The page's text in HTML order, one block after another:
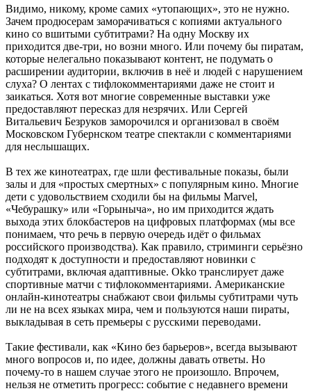
Видимо, никому, кроме самих «утопающих», это не нужно.
Зачем продюсерам заморачиваться с копиями актуального
кино со вшитыми субтитрами? На одну Москву их
приходится две-три, но возни много. Или почему бы пиратам,
которые нелегально показывают контент, не подумать о
расширении аудитории, включив в неё и людей с нарушением
слуха? О лентах с тифлокомментариями даже не стоит и
заикаться. Хотя вот многие современные выставки уже
предоставляют пересказ для незрячих. Или Сергей
Витальевич Безруков заморочился и организовал в своём
Московском Губернском театре спектакли с комментариями
для неслышащих.
В тех же кинотеатрах, где шли фестивальные показы, были
залы и для «простых смертных» с популярным кино. Многие
дети с удовольствием сходили бы на фильмы Marvel,
«Чебурашку» или «Горыныча», но им приходится ждать
выхода этих блокбастеров на цифровых платформах (мы все
понимаем, что речь в первую очередь идёт о фильмах
российского производства). Как правило, стриминги серьёзно
подходят к доступности и предоставляют новинки с
субтитрами, включая адаптивные. Okko транслирует даже
спортивные матчи с тифлокомментариями. Американские
онлайн-кинотеатры снабжают свои фильмы субтитрами чуть
ли не на всех языках мира, чем и пользуются наши пираты,
выкладывая в сеть премьеры с русскими переводами.
Такие фестивали, как «Кино без барьеров», всегда вызывают
много вопросов и, по идее, должны давать ответы. Но
почему-то в нашем случае этого не произошло. Впрочем,
нельзя не отметить прогресс: событие с недавнего времени